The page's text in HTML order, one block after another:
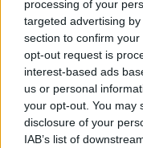
processing of your
targeted advertising
section to confirm
opt-out request is
interest-based ads
us or personal
your opt-out. You may
disclosure of your
IAB’s list of
SOVICILLE —Intervento
alle 15.55, per un
nelComune di Sovicille.
Un67enne, un 71enne
codice giallo alle Scotte.